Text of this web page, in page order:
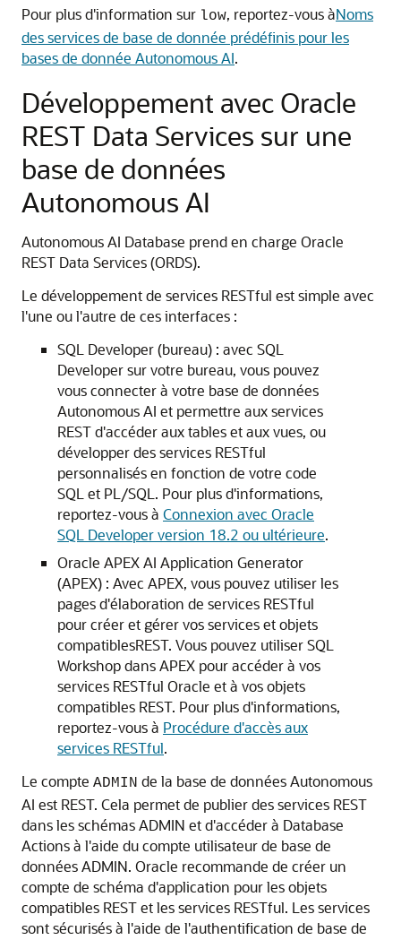
Pour plus d'information sur low, reportez-vous àNoms
des services de base de donnée prédéfinis pour les
bases de donnée Autonomous AI.
Développement avec Oracle
REST Data Services sur une
base de données
Autonomous AI
Autonomous AI Database prend en charge Oracle
REST Data Services (ORDS).
Le développement de services RESTful est simple avec
l'une ou l'autre de ces interfaces :
SQL Developer (bureau) : avec SQL
Developer sur votre bureau, vous pouvez
vous connecter à votre base de données
Autonomous AI et permettre aux services
REST d'accéder aux tables et aux vues, ou
développer des services RESTful
personnalisés en fonction de votre code
SQL et PL/SQL. Pour plus d'informations,
reportez-vous à Connexion avec Oracle
SQL Developer version 18.2 ou ultérieure.
Oracle APEX AI Application Generator
(APEX) : Avec APEX, vous pouvez utiliser les
pages d'élaboration de services RESTful
pour créer et gérer vos services et objets
compatiblesREST. Vous pouvez utiliser SQL
Workshop dans APEX pour accéder à vos
services RESTful Oracle et à vos objets
compatibles REST. Pour plus d'informations,
reportez-vous à Procédure d'accès aux
services RESTful.
Le compte ADMIN de la base de données Autonomous
AI est REST. Cela permet de publier des services REST
dans les schémas ADMIN et d'accéder à Database
Actions à l'aide du compte utilisateur de base de
données ADMIN. Oracle recommande de créer un
compte de schéma d'application pour les objets
compatibles REST et les services RESTful. Les services
sont sécurisés à l'aide de l'authentification de base de